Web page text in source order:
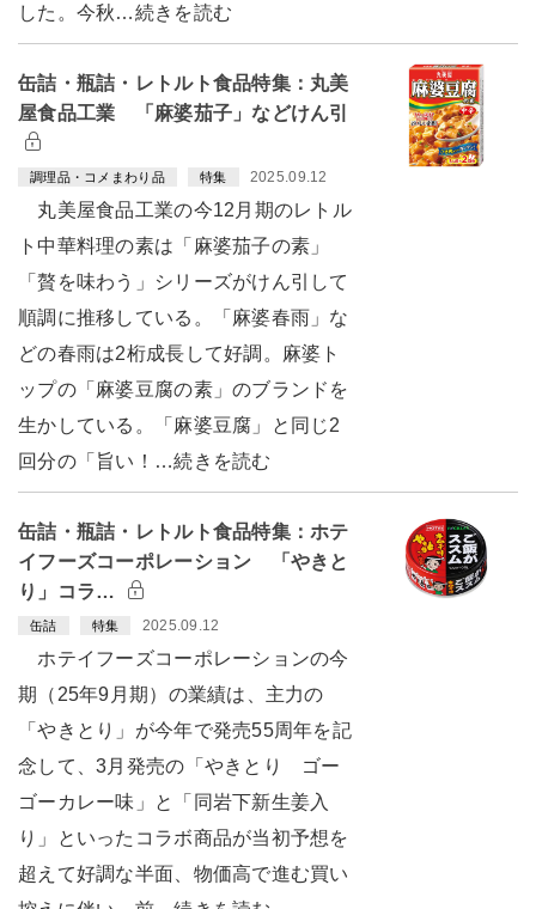
した。今秋…続きを読む
缶詰・瓶詰・レトルト食品特集：丸美
屋食品工業 「麻婆茄子」などけん引
調理品・コメまわり品 特集 2025.09.12
丸美屋食品工業の今12月期のレトル
ト中華料理の素は「麻婆茄子の素」
「贅を味わう」シリーズがけん引して
順調に推移している。「麻婆春雨」な
どの春雨は2桁成長して好調。麻婆ト
ップの「麻婆豆腐の素」のブランドを
生かしている。「麻婆豆腐」と同じ2
回分の「旨い！…続きを読む
缶詰・瓶詰・レトルト食品特集：ホテ
イフーズコーポレーション 「やきと
り」コラ…
缶詰 特集 2025.09.12
ホテイフーズコーポレーションの今
期（25年9月期）の業績は、主力の
「やきとり」が今年で発売55周年を記
念して、3月発売の「やきとり ゴー
ゴーカレー味」と「同岩下新生姜入
り」といったコラボ商品が当初予想を
超えて好調な半面、物価高で進む買い